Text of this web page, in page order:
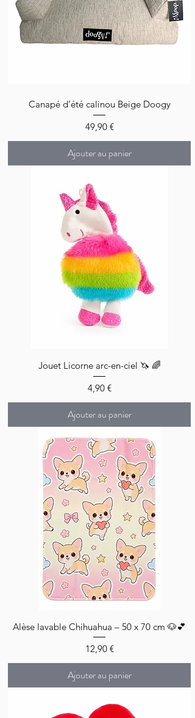
Canapé d’été calinou Beige Doogy
Prix
49,90 €
Ajouter au panier
Jouet Licorne arc-en-ciel 🦄 🌈
Prix
4,90 €
Ajouter au panier
Alèse lavable Chihuahua – 50 x 70 cm 🐶💕
Prix
12,90 €
Ajouter au panier